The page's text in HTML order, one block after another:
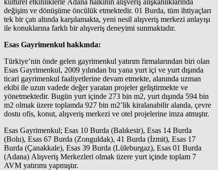
değişim ve dönüşüme öncülük etmektedir. 01 Burda, tüm ihtiyaçları
tek bir çatı altında karşılamakta, yeni nesil alışveriş merkezi anlayışı
ile konuklarına farklı bir alışveriş deneyimi sunmaktadır.
Esas Gayrimenkul hakkında:
Türkiye’nin önde gelen gayrimenkul yatırım firmalarından biri olan
Esas Gayrimenkul, 2009 yılından bu yana yurt içi ve yurt dışında
ticari gayrimenkul faaliyetlerine devam etmekte, alanında uzman
ekibi ile uzun vadede değer yaratan projeler geliştirmekte ve
yönetmektedir. Bugün yurt içinde 273 bin m2, yurt dışında 594 bin
m2 olmak üzere toplamda 927 bin m2’lik kiralanabilir alanda, çevre
dostu ofis, konut, alışveriş merkezi ve otel projelerine imza atmıştır.
Esas Gayrimenkul; Esas 10 Burda (Balıkesir), Esas 14 Burda
(Bolu), Esas 67 Burda (Zonguldak), 41 Burda (İzmit), Esas 17
Burda (Çanakkale), Esas 39 Burda (Lüleburgaz), Esas 01 Burda
(Adana) Alışveriş Merkezleri olmak üzere yurt içinde toplam 7
AVM yatırımı yapmıştır.